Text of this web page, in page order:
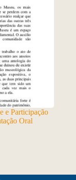
e Participação
Oral